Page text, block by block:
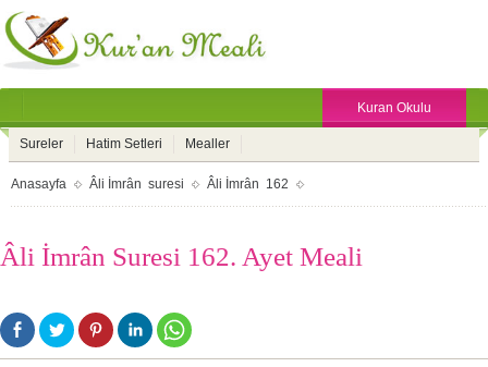
Kuran Okulu
Sureler Hatim Setleri Mealler
Anasayfa Âli İmrân suresi Âli İmrân 162
Âli İmrân Suresi 162. Ayet Meali